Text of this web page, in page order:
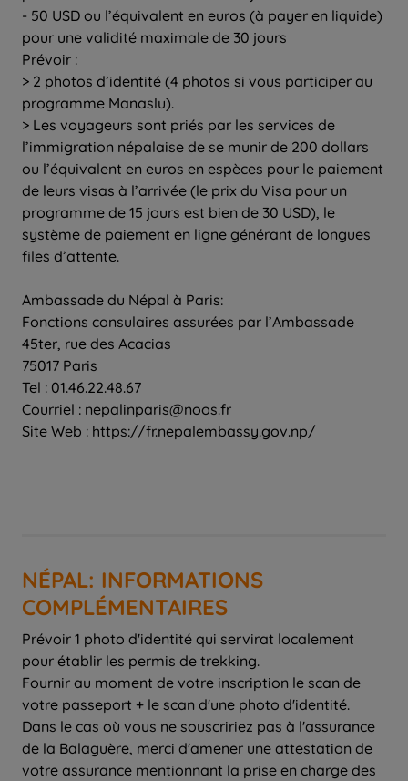
- 50 USD ou l’équivalent en euros (à payer en liquide)
pour une validité maximale de 30 jours
Prévoir :
> 2 photos d’identité (4 photos si vous participer au
programme Manaslu).
> Les voyageurs sont priés par les services de
l’immigration népalaise de se munir de 200 dollars
ou l’équivalent en euros en espèces pour le paiement
de leurs visas à l’arrivée (le prix du Visa pour un
programme de 15 jours est bien de 30 USD), le
système de paiement en ligne générant de longues
files d’attente.
Ambassade du Népal à Paris:
Fonctions consulaires assurées par l’Ambassade
45ter, rue des Acacias
75017 Paris
Tel : 01.46.22.48.67
Courriel : nepalinparis@noos.fr
Site Web : https://fr.nepalembassy.gov.np/
NÉPAL: INFORMATIONS
COMPLÉMENTAIRES
Prévoir 1 photo d'identité qui servirat localement
pour établir les permis de trekking.
Fournir au moment de votre inscription le scan de
votre passeport + le scan d'une photo d'identité.
Dans le cas où vous ne souscririez pas à l'assurance
de la Balaguère, merci d'amener une attestation de
votre assurance mentionnant la prise en charge des